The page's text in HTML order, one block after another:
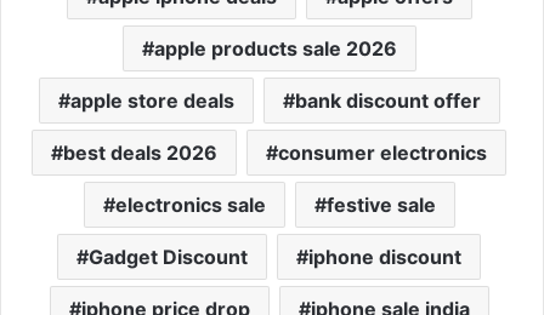
apple products sale 2026
apple store deals bank discount offer
best deals 2026 consumer electronics
electronics sale festive sale
Gadget Discount iphone discount
iphone price drop iphone sale india